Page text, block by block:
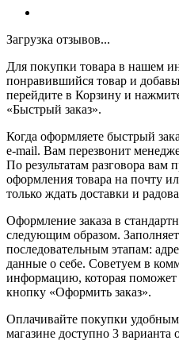
Загрузка отзывов...
Для покупки товара в нашем
понравившийся товар и
перейдите в Корзину и
«Быстрый заказ».
Когда оформляете быстрый
e-mail. Вам перезвонит
По результатам разговора вам
оформления товара на почту
только ждать доставки и
Оформление заказа в
следующим образом.
последовательным этапам:
данные о себе. Советуем в
информацию, которая
кнопку «Оформить заказ».
Оплачивайте покупки
магазине доступно 3 варианта